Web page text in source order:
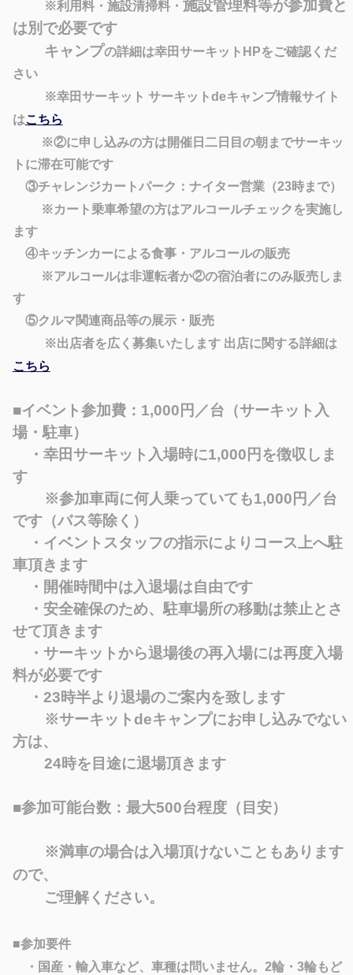
※利用料・ 施設清掃料・ 施設管理料等が参加費と
は別で必要です
キャンプの詳細は幸田サーキットHPをご確認くだ
さい
※幸田サーキット サーキットdeキャンプ情報サイト
はこちら
※②に申し込みの方は開催日二日目の朝までサーキッ
トに滞在可能です
③チャレンジカートパーク：ナイター営業（23時まで）
※カート乗車希望の方はアルコールチェックを実施し
ます
④キッチンカーによる食事・アルコールの販売
※アルコールは非運転者か②の宿泊者にのみ販売しま
す
⑤クルマ関連商品等の展示・販売
※出店者を広く募集いたします 出店に関する詳細は
こちら
■イベント参加費：1,000円／台（サーキット入
場・駐車）
・幸田サーキット入場時に1,000円を徴収しま
す
※参加車両に何人乗っていても1,000円／台
です（バス等除く）
・イベントスタッフの指示によりコース上へ駐
車頂きます
・開催時間中は入退場は自由です
・安全確保のため、 駐車場所の移動は禁止とさ
せて頂きます
・サーキットから退場後の再入場には再度入場
料が必要です
・23時半より退場のご案内を致します
※サーキットdeキャンプにお申し込みでない
方は、
24時を目途に退場頂きます
■参加可能台数：最大500台程度（目安）
※満車の場合は入場頂けないこともあります
ので、
ご理解ください。
■参加要件
・国産・輸入車など、車種は問いません。2輪・3輪もど